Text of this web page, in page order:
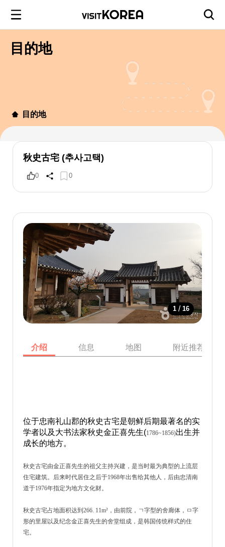
目的地
目的地
秋史古宅 (추사고택)
0 0
1 / 16
介绍 信息 地图 附近推荐景点
位于忠南礼山郡的秋史古宅是朝鲜后期最著名的实
学者以及大书法家秋史金正喜先生(1786~1856)出生并
成长的地方。
秋史古宅由金正喜先生的祖父主持兴建，是当时最为典型的上流层
住宅建筑。后来时代居住之后于1968年出售给其他人，后由忠清南
道于1976年指定为地方文化财。
秋史古宅占地面积达到266. 11m²，由前院，ㄱ字型的舍廊体，ㅁ字
形的里屋以及纪念金正喜先生的舍堂组成，是韩国传统样式的住
宅。